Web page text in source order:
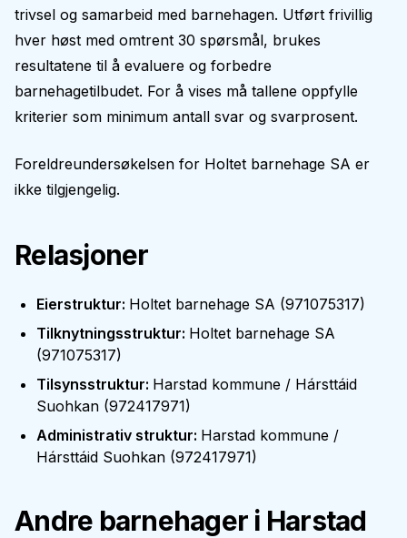
trivsel og samarbeid med barnehagen. Utført frivillig
hver høst med omtrent 30 spørsmål, brukes
resultatene til å evaluere og forbedre
barnehagetilbudet. For å vises må tallene oppfylle
kriterier som minimum antall svar og svarprosent.
Foreldreundersøkelsen for Holtet barnehage SA er
ikke tilgjengelig.
Relasjoner
Eierstruktur: Holtet barnehage SA (971075317)
Tilknytningsstruktur: Holtet barnehage SA
(971075317)
Tilsynsstruktur: Harstad kommune / Hársttáid
Suohkan (972417971)
Administrativ struktur: Harstad kommune /
Hársttáid Suohkan (972417971)
Andre barnehager i Harstad